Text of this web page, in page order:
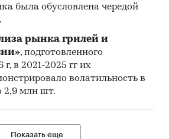
была обусловлена чередой
рынка грилей и
, подготовленного
в 2021-2025 гг их
волатильность в
2,9 млн шт.
Показать еще